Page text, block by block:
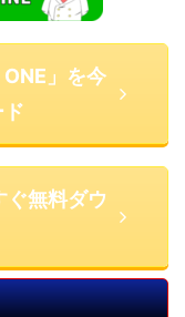
」を今
ぐ無料ダウ